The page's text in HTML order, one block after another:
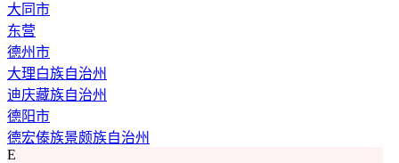
大同市
东营
德州市
大理白族自治州
迪庆藏族自治州
德阳市
德宏傣族景颇族自治州
E